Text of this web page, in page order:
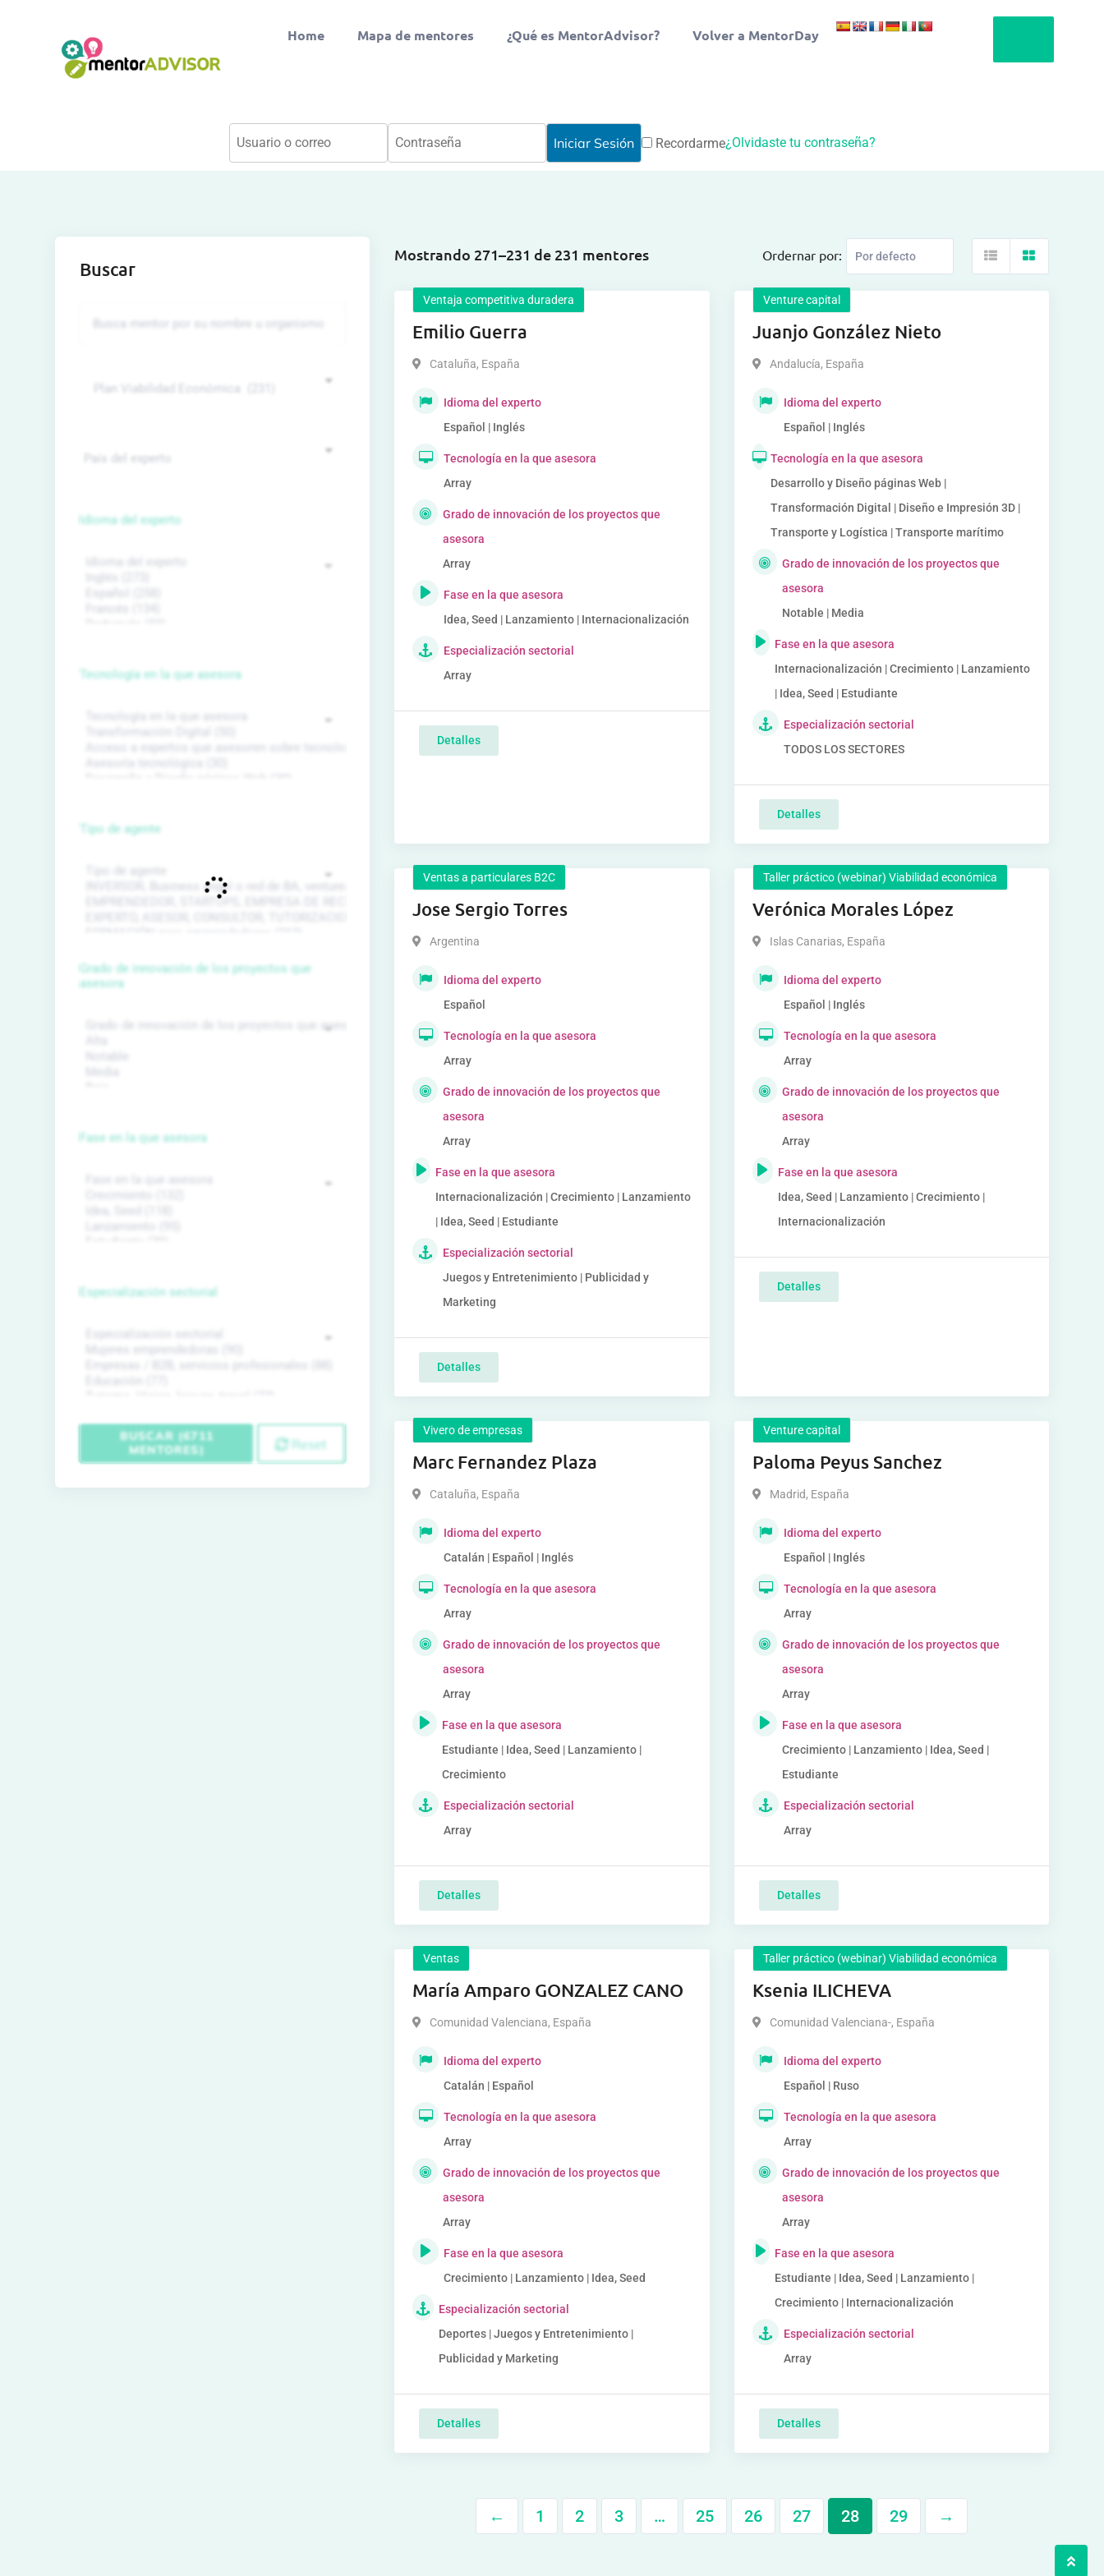
Home Mapa de mentores ¿Qué es MentorAdvisor? Volver a MentorDay
Recordarme¿Olvidaste tu contraseña?
Mostrando 271–231 de 231 mentores Ordernar por:
Ventaja competitiva duradera
Emilio Guerra
Cataluña, España
Idioma del experto
Español | Inglés
Tecnología en la que asesora
Array
Grado de innovación de los proyectos que
asesora
Array
Fase en la que asesora
Idea, Seed | Lanzamiento | Internacionalización
Especialización sectorial
Array
Detalles
Venture capital
Juanjo González Nieto
Andalucía, España
Idioma del experto
Español | Inglés
Tecnología en la que asesora
Desarrollo y Diseño páginas Web |
Transformación Digital | Diseño e Impresión 3D |
Transporte y Logística | Transporte marítimo
Grado de innovación de los proyectos que
asesora
Notable | Media
Fase en la que asesora
Internacionalización | Crecimiento | Lanzamiento
| Idea, Seed | Estudiante
Especialización sectorial
TODOS LOS SECTORES
Detalles
Ventas a particulares B2C
Jose Sergio Torres
Argentina
Idioma del experto
Español
Tecnología en la que asesora
Array
Grado de innovación de los proyectos que
asesora
Array
Fase en la que asesora
Internacionalización | Crecimiento | Lanzamiento
| Idea, Seed | Estudiante
Especialización sectorial
Juegos y Entretenimiento | Publicidad y
Marketing
Detalles
Taller práctico (webinar) Viabilidad económica
Verónica Morales López
Islas Canarias, España
Idioma del experto
Español | Inglés
Tecnología en la que asesora
Array
Grado de innovación de los proyectos que
asesora
Array
Fase en la que asesora
Idea, Seed | Lanzamiento | Crecimiento |
Internacionalización
Detalles
Vivero de empresas
Marc Fernandez Plaza
Cataluña, España
Idioma del experto
Catalán | Español | Inglés
Tecnología en la que asesora
Array
Grado de innovación de los proyectos que
asesora
Array
Fase en la que asesora
Estudiante | Idea, Seed | Lanzamiento |
Crecimiento
Especialización sectorial
Array
Detalles
Venture capital
Paloma Peyus Sanchez
Madrid, España
Idioma del experto
Español | Inglés
Tecnología en la que asesora
Array
Grado de innovación de los proyectos que
asesora
Array
Fase en la que asesora
Crecimiento | Lanzamiento | Idea, Seed |
Estudiante
Especialización sectorial
Array
Detalles
Ventas
María Amparo GONZALEZ CANO
Comunidad Valenciana, España
Idioma del experto
Catalán | Español
Tecnología en la que asesora
Array
Grado de innovación de los proyectos que
asesora
Array
Fase en la que asesora
Crecimiento | Lanzamiento | Idea, Seed
Especialización sectorial
Deportes | Juegos y Entretenimiento |
Publicidad y Marketing
Detalles
Taller práctico (webinar) Viabilidad económica
Ksenia ILICHEVA
Comunidad Valenciana-, España
Idioma del experto
Español | Ruso
Tecnología en la que asesora
Array
Grado de innovación de los proyectos que
asesora
Array
Fase en la que asesora
Estudiante | Idea, Seed | Lanzamiento |
Crecimiento | Internacionalización
Especialización sectorial
Array
Detalles
← 1 2 3 … 25 26 27 28 29 →
Buscar
Idioma del experto
Tecnología en la que asesora
Tipo de agente
Grado de innovación de los proyectos que
asesora
Fase en la que asesora
Especialización sectorial
BUSCAR (6711
MENTORES)
Reset